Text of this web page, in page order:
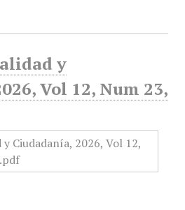
y
Vol 12, Num 23,